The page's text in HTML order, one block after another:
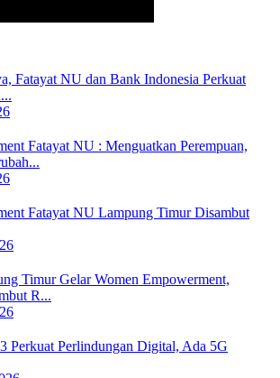
Fatayat NU dan Bank Indonesia Perkuat
Fatayat NU : Menguatkan Perempuan,
Fatayat NU Lampung Timur Disambut
Timur Gelar Women Empowerment,
R...
Perkuat Perlindungan Digital, Ada 5G